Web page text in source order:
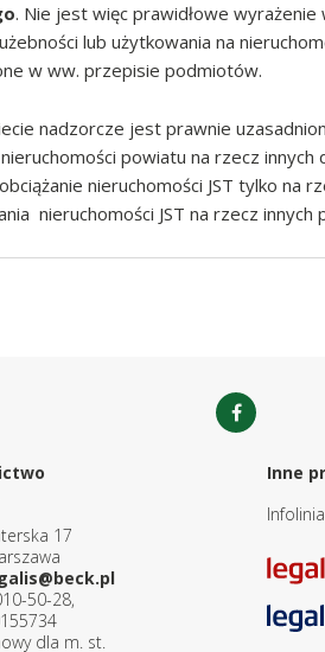
. Nie jest więc prawidłowe
lub użytkowania na
w ww. przepisie podmiotów.
nadzorcze jest prawnie
powiatu na rzecz
nieruchomości JST tylko na
nieruchomości JST na rzecz
17
50-28,
dla m. st.
Inne